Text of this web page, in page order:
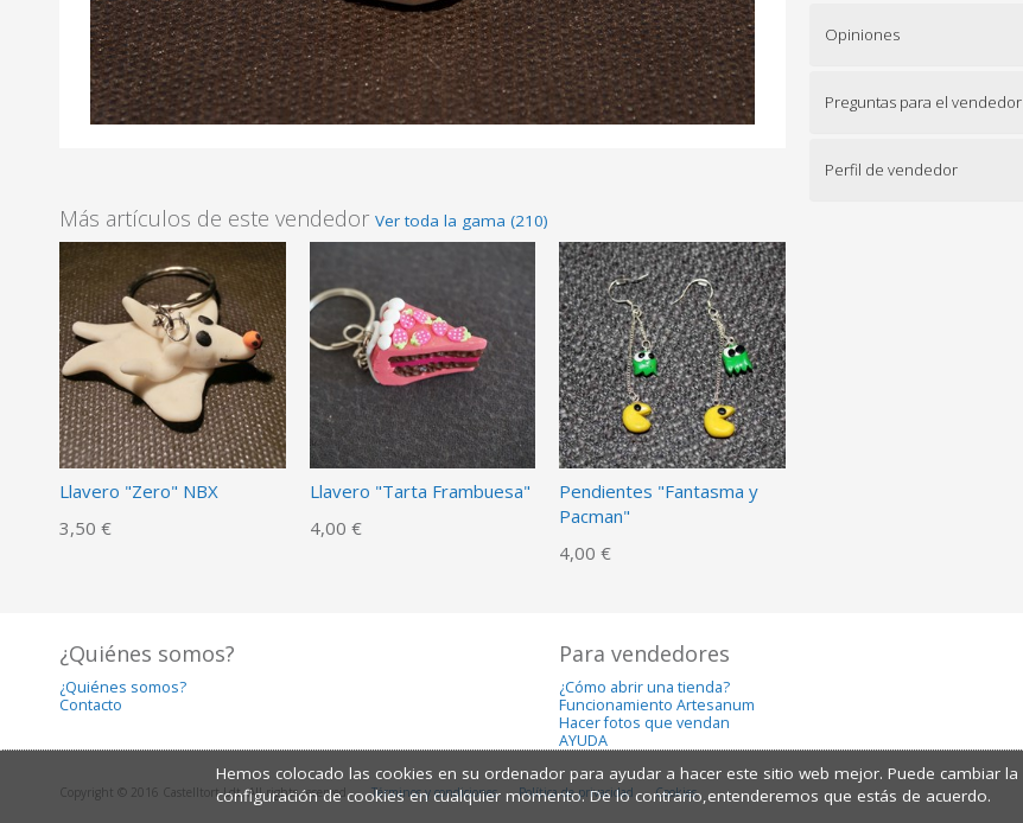
Más artículos de este vendedor Ver toda la gama (210)
Llavero "Zero" NBX
3,50 €
Llavero "Tarta Frambuesa"
4,00 €
Pendientes "Fantasma y
Pacman"
4,00 €
Opiniones
Preguntas para el vendedor
Perfil de vendedor
¿Quiénes somos?
¿Quiénes somos?
Contacto
Para vendedores
¿Cómo abrir una tienda?
Funcionamiento Artesanum
Hacer fotos que vendan
AYUDA
Copyright © 2016 Castelltort Ldt. All rights reserved. Términos y condiciones Política de privacidad Cookies
Hemos colocado las cookies en su ordenador para ayudar a hacer este sitio web mejor. Puede cambiar la
configuración de cookies en cualquier momento. De lo contrario,entenderemos que estás de acuerdo.